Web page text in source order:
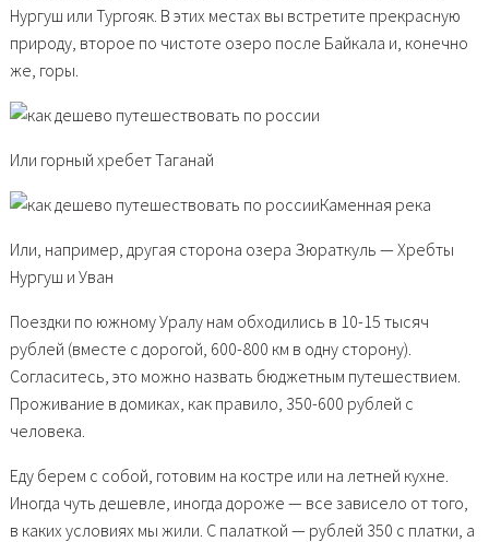
Нургуш или Тургояк. В этих местах вы встретите прекрасную
природу, второе по чистоте озеро после Байкала и, конечно
же, горы.
Или горный хребет Таганай
Каменная река
Или, например, другая сторона озера Зюраткуль — Хребты
Нургуш и Уван
Поездки по южному Уралу нам обходились в 10-15 тысяч
рублей (вместе с дорогой, 600-800 км в одну сторону).
Согласитесь, это можно назвать бюджетным путешествием.
Проживание в домиках, как правило, 350-600 рублей с
человека.
Еду берем с собой, готовим на костре или на летней кухне.
Иногда чуть дешевле, иногда дороже — все зависело от того,
в каких условиях мы жили. С палаткой — рублей 350 с платки, а